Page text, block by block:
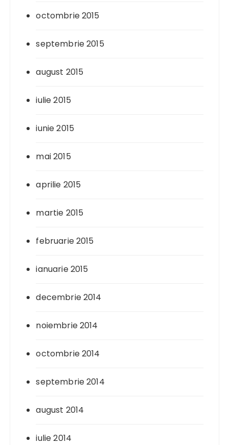
octombrie 2015
septembrie 2015
august 2015
iulie 2015
iunie 2015
mai 2015
aprilie 2015
martie 2015
februarie 2015
ianuarie 2015
decembrie 2014
noiembrie 2014
octombrie 2014
septembrie 2014
august 2014
iulie 2014